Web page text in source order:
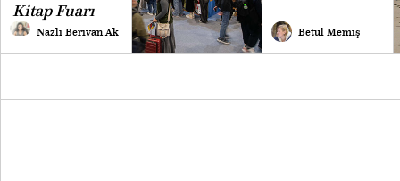
Kitap Fuarı
Nazlı Berivan Ak Betül Memiş